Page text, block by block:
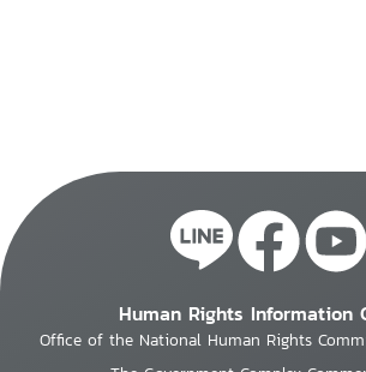
Human Rights Information
Office of the National Human Rights